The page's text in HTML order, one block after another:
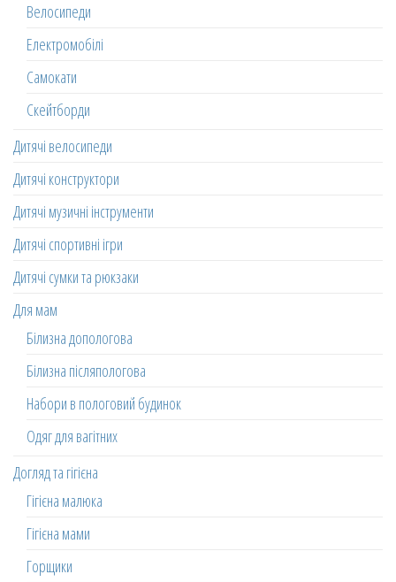
Велосипеди
Електромобілі
Самокати
Скейтборди
Дитячі велосипеди
Дитячі конструктори
Дитячі музичні інструменти
Дитячі спортивні ігри
Дитячі сумки та рюкзаки
Для мам
Білизна допологова
Білизна післяпологова
Набори в пологовий будинок
Одяг для вагітних
Догляд та гігієна
Гігієна малюка
Гігієна мами
Горщики